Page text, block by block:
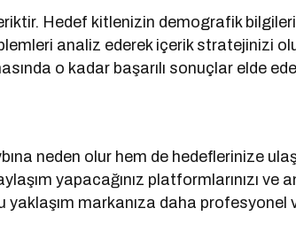
Hedef kitlenizin demografik
analiz ederek içerik stratejinizi
o kadar başarılı sonuçlar elde
neden olur hem de hedeflerinize
yapacağınız platformlarınızı ve
markanıza daha profesyonel